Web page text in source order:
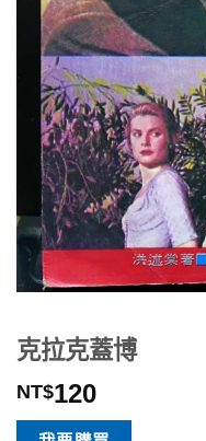
克拉克蓋博
NT$120